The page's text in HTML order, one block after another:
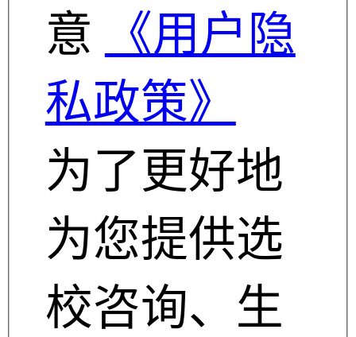
意
《用户隐
私政策》
为了更好地
为您提供选
校咨询、生